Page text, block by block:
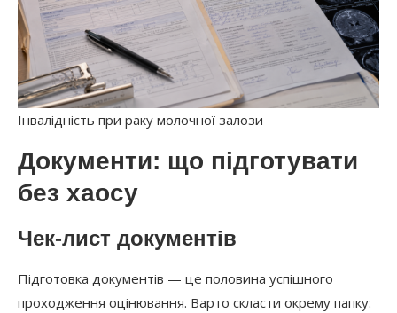
Інвалідність при раку молочної залози
Документи: що підготувати
без хаосу
Чек-лист документів
Підготовка документів — це половина успішного
проходження оцінювання. Варто скласти окрему папку: